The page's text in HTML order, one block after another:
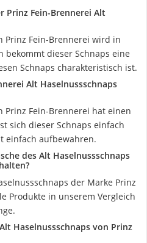
Prinz Fein-Brennerei Alt
Prinz Fein-Brennerei wird in
bekommt dieser Schnaps eine
Schnaps charakteristisch ist.
Alt Haselnussschnaps
Prinz Fein-Brennerei hat einen
sich dieser Schnaps einfach
einfach aufbewahren.
des Alt Haselnussschnaps
der Marke Prinz
Produkte in unserem Vergleich
Haselnussschnaps von Prinz